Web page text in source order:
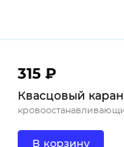
315 ₽
Квасцовый
В корзину